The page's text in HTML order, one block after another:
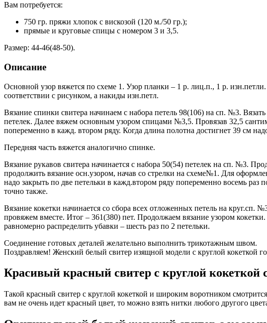
Вам потребуется:
750 гр. пряжи хлопок с вискозой (120 м./50 гр.);
прямые и круговые спицы с номером 3 и 3,5.
Размер: 44-46(48-50).
Описание
Основной узор вяжется по схеме 1. Узор планки – 1 р. лиц.п., 1 р.
соответствии с рисунком, а накиды изн.петл.
Вязание спинки свитера начинаем с набора петель 98(106) на сп. №3.
петелек. Далее вяжем основным узором спицами №3,5. Провязав 32,5
попеременно в кажд. втором ряду. Когда длина полотна достигнет 39 см
Передняя часть вяжется аналогично спинке.
Вязание рукавов свитера начинается с набора 50(54) петелек на сп. №3.
продолжить вязание осн.узором, начав со стрелки на схеме№1. Для
надо закрыть по две петельки в кажд.втором ряду попеременно восемь
точно также.
Вязание кокетки начинается со сбора всех отложенных петель на
провяжем вместе. Итог – 361(380) пет. Продолжаем вязание узором
равномерно распределить убавки – шесть раз по 2 петельки.
Соединение готовых деталей желательно выполнить трикотажным швом.
Поздравляем! Женский белый свитер изящной модели с круглой кокеткой
Красивый красный свитер с круглой кокеткой
Такой красный свитер с круглой кокеткой и широким воротником
вам не очень идет красный цвет, то можно взять нитки любого другого